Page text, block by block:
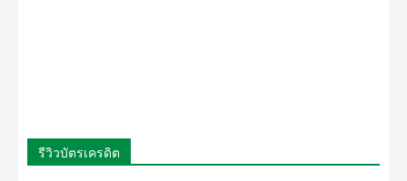
รีวิวบัตรเครดิต